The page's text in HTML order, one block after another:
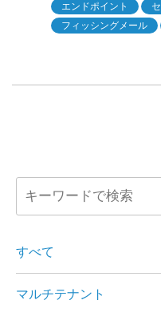
エンドポイント
フィッシングメール
すべて
マルチテナント